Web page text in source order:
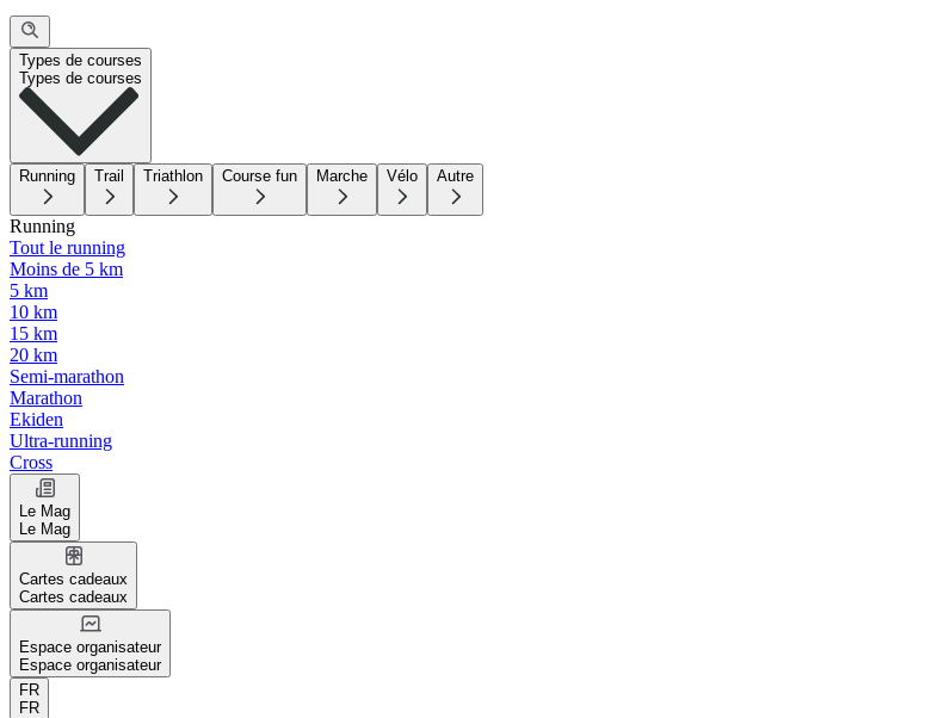
Types de courses
Types de courses
Running Trail Triathlon Course fun Marche Vélo Autre
Running
Tout le running
Moins de 5 km
5 km
10 km
15 km
20 km
Semi-marathon
Marathon
Ekiden
Ultra-running
Cross
Le Mag
Le Mag
Cartes cadeaux
Cartes cadeaux
Espace organisateur
Espace organisateur
FR
FR